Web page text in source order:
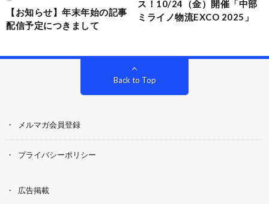
【お知らせ】年末年始の記事
配信予定につきまして
ス！10/24（金）開催「中部
ミライノ物流EXCO 2025」
Back to Top
メルマガ会員登録
プライバシーポリシー
広告掲載